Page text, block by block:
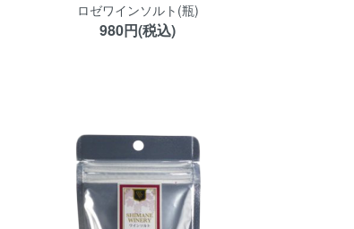
ロゼワインソルト(瓶)
980円(税込)